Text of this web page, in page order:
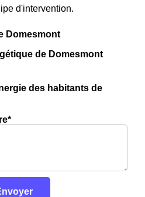
d'intervention.
Domesmont
de Domesmont
des habitants de